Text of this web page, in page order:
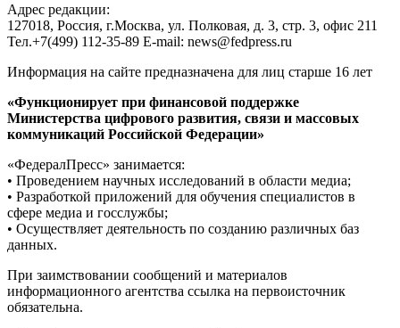
Адрес редакции:
127018, Россия, г.Москва, ул. Полковая, д. 3, стр. 3, офис 211
Тел.+7(499) 112-35-89 E-mail: news@fedpress.ru
Информация на сайте предназначена для лиц старше 16 лет
«Функционирует при финансовой поддержке
Министерства цифрового развития, связи и массовых
коммуникаций Российской Федерации»
«ФедералПресс» занимается:
• Проведением научных исследований в области медиа;
• Разработкой приложений для обучения специалистов в
сфере медиа и госслужбы;
• Осуществляет деятельность по созданию различных баз
данных.
При заимствовании сообщений и материалов
информационного агентства ссылка на первоисточник
обязательна.